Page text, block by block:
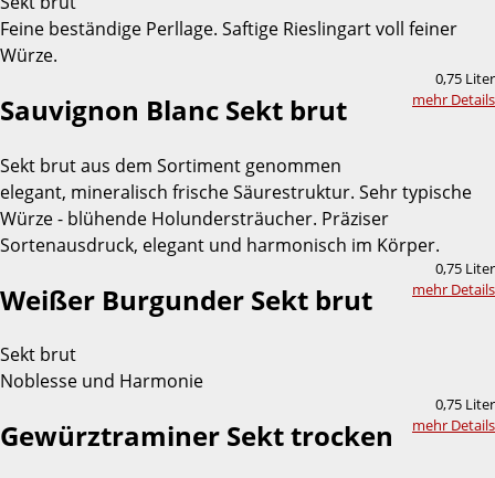
Feine beständige Perllage. Saftige Rieslingart voll feiner
Würze.
0,75 Liter
mehr Details
Sauvignon Blanc Sekt brut
Sekt brut aus dem Sortiment genommen
elegant, mineralisch frische Säurestruktur. Sehr typische
Würze - blühende Holundersträucher. Präziser
Sortenausdruck, elegant und harmonisch im Körper.
0,75 Liter
mehr Details
Weißer Burgunder Sekt brut
Sekt brut
Noblesse und Harmonie
0,75 Liter
mehr Details
Gewürztraminer Sekt trocken